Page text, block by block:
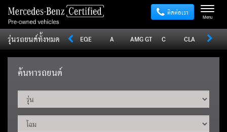
ติดต่อเรา Menu
รุ่นรถยนต์ทั้งหมด
Sprinter V Vito EQE A AMG GT C CLA CLE
ค้นหารถยนต์